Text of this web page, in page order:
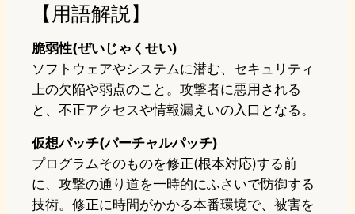
【用語解説】
脆弱性(ぜいじゃくせい)
ソフトウェアやシステムに潜む、セキュリティ
上の欠陥や弱点のこと。攻撃者に悪用される
と、不正アクセスや情報漏えいの入口となる。
仮想パッチ(バーチャルパッチ)
プログラムそのものを修正(根本対応)する前
に、攻撃の通り道を一時的にふさいで防御する
技術。修正に時間がかかる本番環境で、被害を